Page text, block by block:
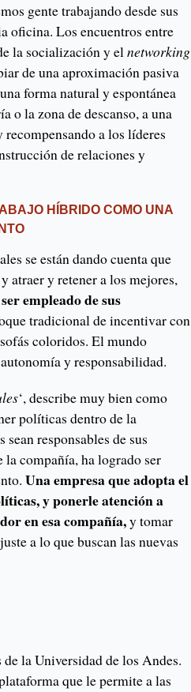
gente trabajando desde sus
oficina. Los encuentros entre
la socialización y elnetworking
de una aproximación pasiva
forma natural y espontánea
o la zona de descanso, a una
a los líderes
de relaciones y
HÍBRIDO COMO UNA
se están dando cuenta que
atraer y retener a los mejores,
empleado de sus
tradicional de incentivar con
coloridos. El mundo
y responsabilidad.
‘, describe muy bien como
políticas dentro de la
responsables de sus
la compañía, ha logrado ser
Una empresa que adopta el
y ponerle atención a
en esa compañía,y tomar
a lo que buscan las nuevas
la Universidad de los Andes.
que le permite a las